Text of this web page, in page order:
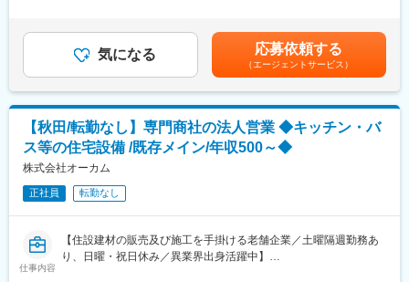
宅等に関わる資材・工事を扱う「住宅部門」と学校や病院、ビル
等に関わる資材・工事を扱う「建築部門」、道路や橋梁、公園整
備等に関わる資材・工事を扱う「土木部門」の3つの部門がありま
す。各部門が高い専門性を持ち、それぞれの強みを生かして幅広
い事業展開をしています。
変更の範囲：会社の定める業務
補修をご提案。取引先とのやり取りが多く、コミュニケーション
を取るのが得意な方におすすめです。地域の安全を守る使命感を
持ち、社会貢献を実感できる仕事です。
・消防車両の販売
・労働安全衛生関連商品の提案・販売
・消防設備の新設・補修・リニューアル提案
・見積・契約書の作成・提出
・顧客・協力会社との調整・進捗管理
営業エリアは秋田県内全域。県北・県央・県南に分け担当を配置
し、受注状況を考慮して決定します。自治体・民間施設の防災体
制づくりを支援し、資格取得を会社負担で後押し。顧客折衝から
進行管理まで一連を担い、技術と営業の両輪で成長できます。
する可能性があります。月給(月額)は固定手当を含めた表記です。
気になる 応募依頼する
（エージェントサービス）
【秋田/転勤なし】専門商社の法人営業 ◆キッチン・バ
ス等の住宅設備 /既存メイン/年収500～◆
株式会社オーカム
正社員 転勤なし
仕事内容
【住設建材の販売及び施工を手掛ける老舗企業／土曜隔週勤務あ
り、日曜・祝日休み／異業界出身活躍中】